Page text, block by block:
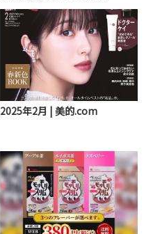
2025年2月 | 美的.com